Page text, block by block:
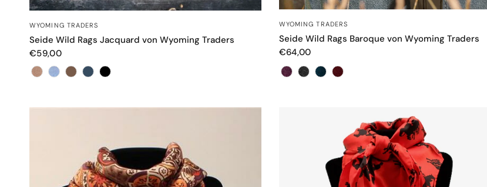
WYOMING TRADERS
Seide Wild Rags Jacquard von Wyoming Traders
€59,00
Farbe
WYOMING TRADERS
Seide Wild Rags Baroque von Wyoming Traders
€64,00
Farbe